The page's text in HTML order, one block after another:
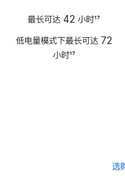
最长可达 42 小时17
低电量模式下最长可达 72
小时17
选